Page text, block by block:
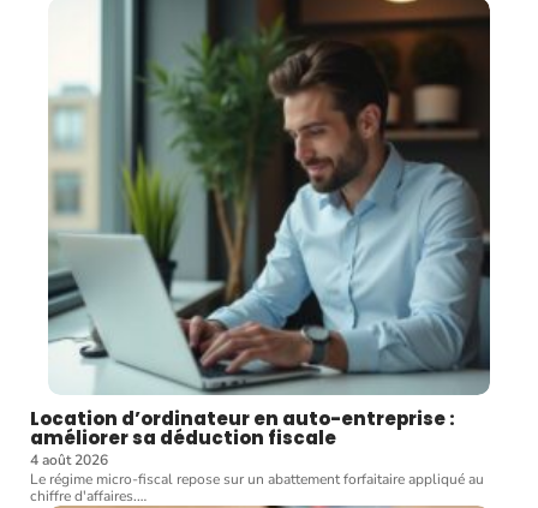
Location d’ordinateur en auto-entreprise :
améliorer sa déduction fiscale
4 août 2026
Le régime micro-fiscal repose sur un abattement forfaitaire appliqué au
chiffre d'affaires.…